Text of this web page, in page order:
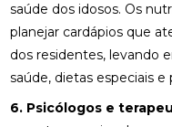
saúde dos idosos. Os
planejar cardápios que
dos residentes, levando
saúde, dietas especiais
6. Psicólogos e